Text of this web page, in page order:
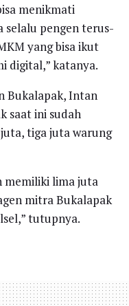
menikmati
selalu pengen terus-
yang bisa ikut
digital,” katanya.
Bukalapak, Intan
saat ini sudah
tiga juta warung
memiliki lima juta
mitra Bukalapak
tutupnya.